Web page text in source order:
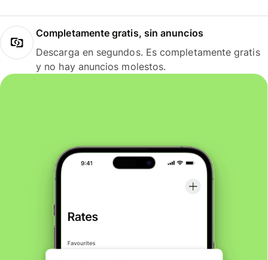
Completamente gratis, sin anuncios
Descarga en segundos. Es completamente gratis
y no hay anuncios molestos.